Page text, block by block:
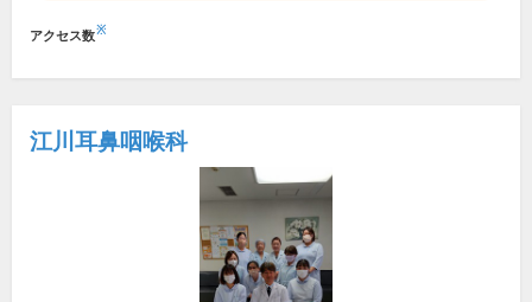
アクセス数※
江川耳鼻咽喉科